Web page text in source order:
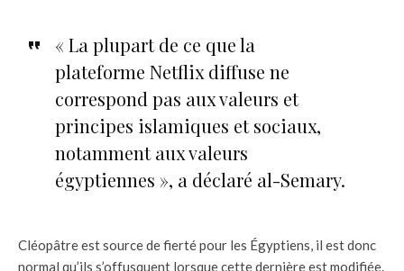
« La plupart de ce que la
plateforme Netflix diffuse ne
correspond pas aux valeurs et
principes islamiques et sociaux,
notamment aux valeurs
égyptiennes », a déclaré al-Semary.
Cléopâtre est source de fierté pour les Égyptiens, il est donc
normal qu’ils s’offusquent lorsque cette dernière est modifiée.